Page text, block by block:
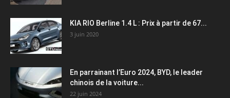
KIA RIO Berline 1.4 L : Prix à partir de 67...
3 juin 2020
En parrainant l’Euro 2024, BYD, le leader
chinois de la voiture...
22 juin 2024